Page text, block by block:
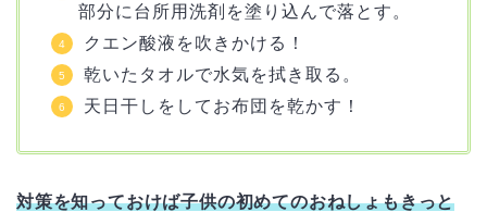
部分に台所用洗剤を塗り込んで落とす。
クエン酸液を吹きかける！
乾いたタオルで水気を拭き取る。
天日干しをしてお布団を乾かす！
対策を知っておけば子供の初めてのおねしょもきっと